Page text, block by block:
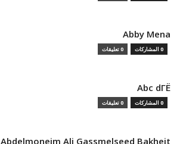
Abby Mena
0 المشاركات 0 تعليقات
Abc dГЁ
0 المشاركات 0 تعليقات
Abdelmoneim Ali Gassmelseed Bakheit